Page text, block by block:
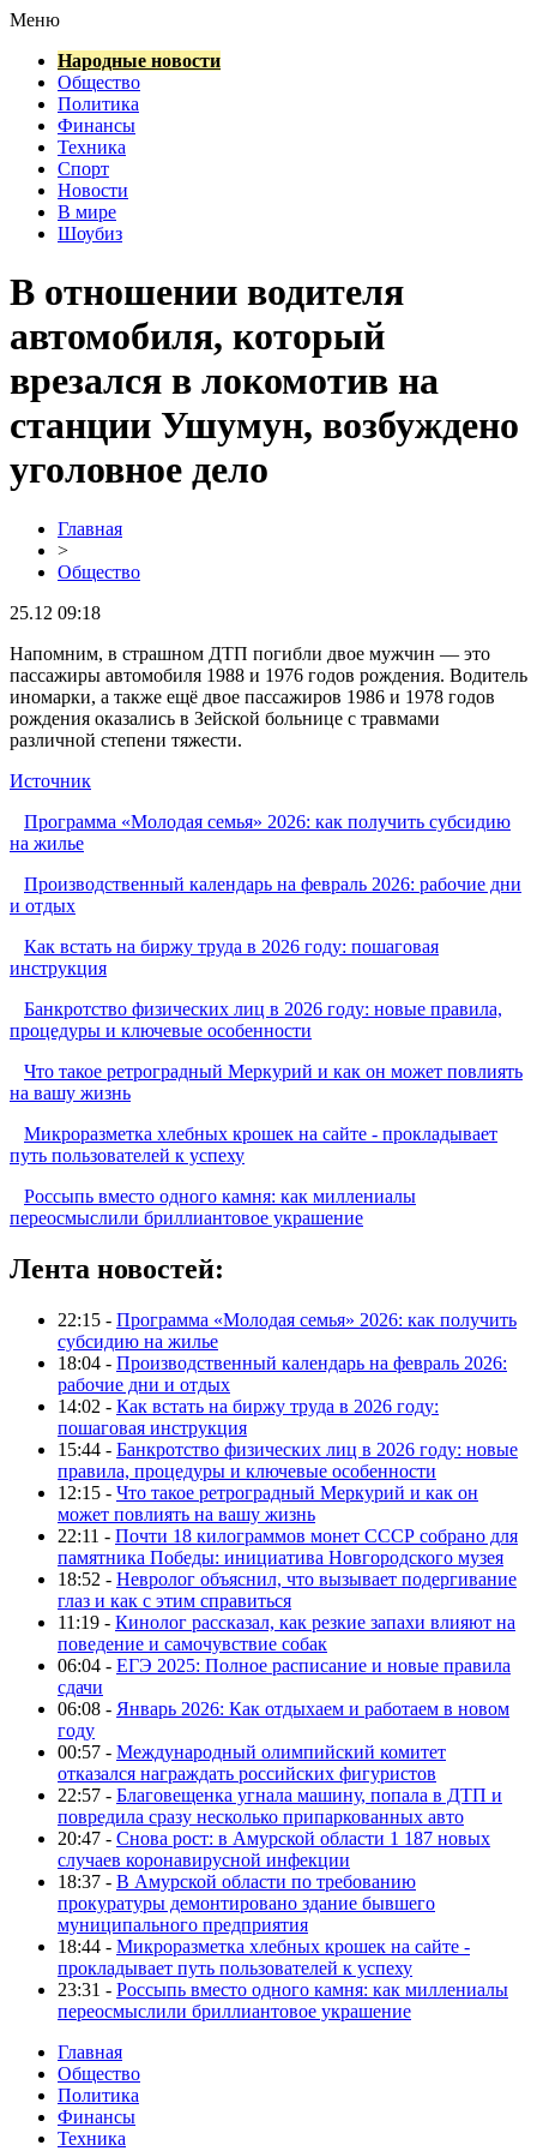
Меню
Народные новости
Общество
Политика
Финансы
Техника
Спорт
Новости
В мире
Шоубиз
В отношении водителя
автомобиля, который
врезался в локомотив на
станции Ушумун, возбуждено
уголовное дело
Главная
>
Общество
25.12 09:18
Напомним, в страшном ДТП погибли двое мужчин — это
пассажиры автомобиля 1988 и 1976 годов рождения. Водитель
иномарки, а также ещё двое пассажиров 1986 и 1978 годов
рождения оказались в Зейской больнице с травмами
различной степени тяжести.
Источник
Программа «Молодая семья» 2026: как получить субсидию
на жилье
Производственный календарь на февраль 2026: рабочие дни
и отдых
Как встать на биржу труда в 2026 году: пошаговая
инструкция
Банкротство физических лиц в 2026 году: новые правила,
процедуры и ключевые особенности
Что такое ретроградный Меркурий и как он может повлиять
на вашу жизнь
Микроразметка хлебных крошек на сайте - прокладывает
путь пользователей к успеху
Россыпь вместо одного камня: как миллениалы
переосмыслили бриллиантовое украшение
Лента новостей:
22:15 - Программа «Молодая семья» 2026: как получить
субсидию на жилье
18:04 - Производственный календарь на февраль 2026:
рабочие дни и отдых
14:02 - Как встать на биржу труда в 2026 году:
пошаговая инструкция
15:44 - Банкротство физических лиц в 2026 году: новые
правила, процедуры и ключевые особенности
12:15 - Что такое ретроградный Меркурий и как он
может повлиять на вашу жизнь
22:11 - Почти 18 килограммов монет СССР собрано для
памятника Победы: инициатива Новгородского музея
18:52 - Невролог объяснил, что вызывает подергивание
глаз и как с этим справиться
11:19 - Кинолог рассказал, как резкие запахи влияют на
поведение и самочувствие собак
06:04 - ЕГЭ 2025: Полное расписание и новые правила
сдачи
06:08 - Январь 2026: Как отдыхаем и работаем в новом
году
00:57 - Международный олимпийский комитет
отказался награждать российских фигуристов
22:57 - Благовещенка угнала машину, попала в ДТП и
повредила сразу несколько припаркованных авто
20:47 - Снова рост: в Амурской области 1 187 новых
случаев коронавирусной инфекции
18:37 - В Амурской области по требованию
прокуратуры демонтировано здание бывшего
муниципального предприятия
18:44 - Микроразметка хлебных крошек на сайте -
прокладывает путь пользователей к успеху
23:31 - Россыпь вместо одного камня: как миллениалы
переосмыслили бриллиантовое украшение
Главная
Общество
Политика
Финансы
Техника